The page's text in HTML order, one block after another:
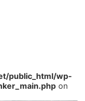
public_html/wp-
on